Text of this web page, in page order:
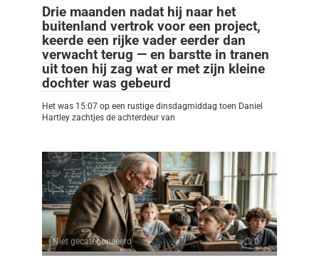
Drie maanden nadat hij naar het
buitenland vertrok voor een project,
keerde een rijke vader eerder dan
verwacht terug — en barstte in tranen
uit toen hij zag wat er met zijn kleine
dochter was gebeurd
Het was 15:07 op een rustige dinsdagmiddag toen Daniel
Hartley zachtjes de achterdeur van
Niet gecategoriseerd 0